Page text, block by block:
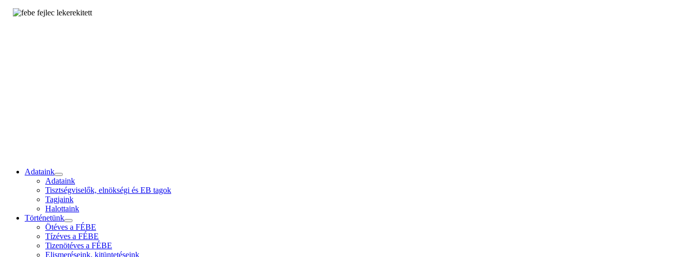
Adataink
Adataink
Tisztségviselők, elnökségi és EB tagok
Tagjaink
Halottaink
Történetünk
Ötéves a FÉBE
Tízéves a FÉBE
Tizenötéves a FÉBE
Elismeréseink, kitüntetéseink